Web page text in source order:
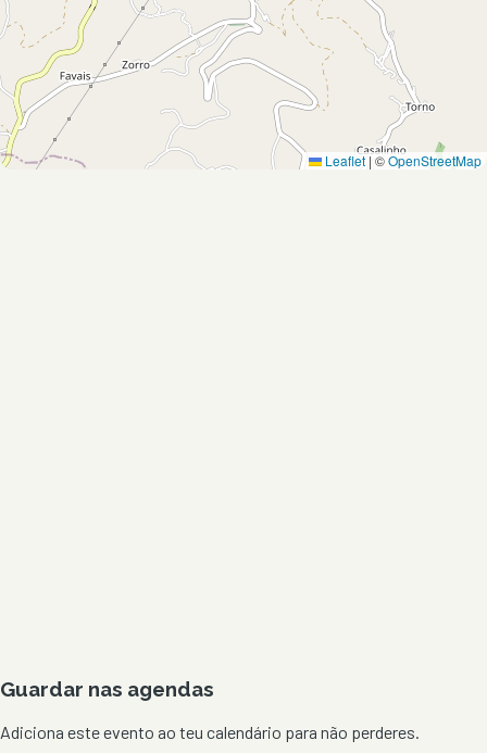
Leaflet |©OpenStreetMap
Guardar nas agendas
Adiciona este evento ao teu calendário para não perderes.